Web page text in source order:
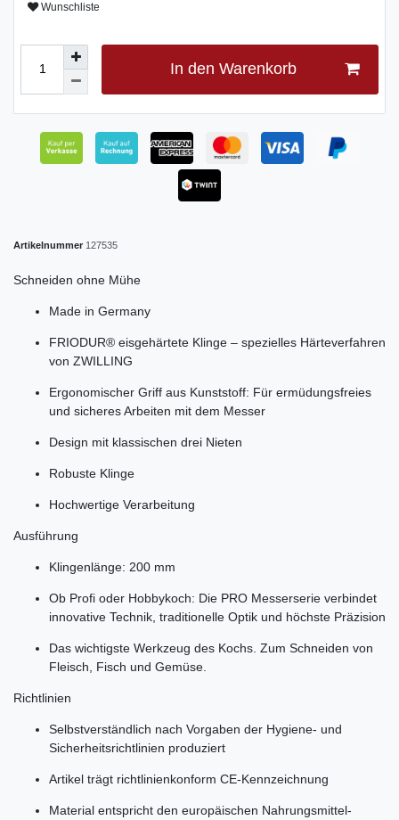
Wunschliste
In den Warenkorb
Artikelnummer 127535
Schneiden ohne Mühe
Made in Germany
FRIODUR® eisgehärtete Klinge – spezielles Härteverfahren
von ZWILLING
Ergonomischer Griff aus Kunststoff: Für ermüdungsfreies
und sicheres Arbeiten mit dem Messer
Design mit klassischen drei Nieten
Robuste Klinge
Hochwertige Verarbeitung
Ausführung
Klingenlänge: 200 mm
Ob Profi oder Hobbykoch: Die PRO Messerserie verbindet
innovative Technik, traditionelle Optik und höchste Präzision
Das wichtigste Werkzeug des Kochs. Zum Schneiden von
Fleisch, Fisch und Gemüse.
Richtlinien
Selbstverständlich nach Vorgaben der Hygiene- und
Sicherheitsrichtlinien produziert
Artikel trägt richtlinienkonform CE-Kennzeichnung
Material entspricht den europäischen Nahrungsmittel-